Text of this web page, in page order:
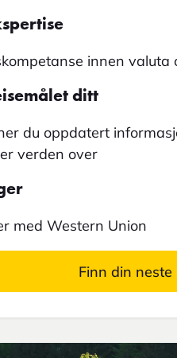
innen valuta
ditt
du oppdatert
verden over
med Western Union
Finn din neste